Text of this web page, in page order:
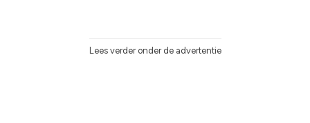
Lees verder onder de advertentie